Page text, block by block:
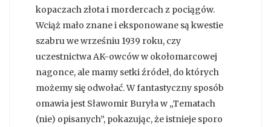
kopaczach złota i mordercach z pociągów.
Wciąż mało znane i eksponowane są kwestie
szabru we wrześniu 1939 roku, czy
uczestnictwa AK-owców w okołomarcowej
nagonce, ale mamy setki źródeł, do których
możemy się odwołać. W fantastyczny sposób
omawia jest Sławomir Buryła w „Tematach
(nie) opisanych”, pokazując, że istnieje sporo